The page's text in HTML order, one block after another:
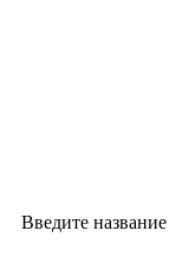
Введите название